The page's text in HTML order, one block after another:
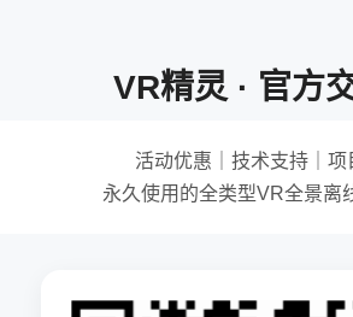
VR精灵 · 官方
活动优惠｜技术支持｜项
永久使用的全类型VR全景离